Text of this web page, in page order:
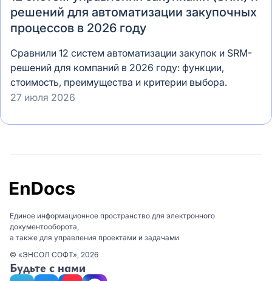
решений для автоматизации закупочных
процессов в 2026 году
Сравнили 12 систем автоматизации закупок и SRM-
решений для компаний в 2026 году: функции,
стоимость, преимущества и критерии выбора.
27 июля 2026
Единое информационное пространство для электронного
документооборота,
а также для управления проектами и задачами
© «ЭНСОЛ СОФТ», 2026
Будьте с нами